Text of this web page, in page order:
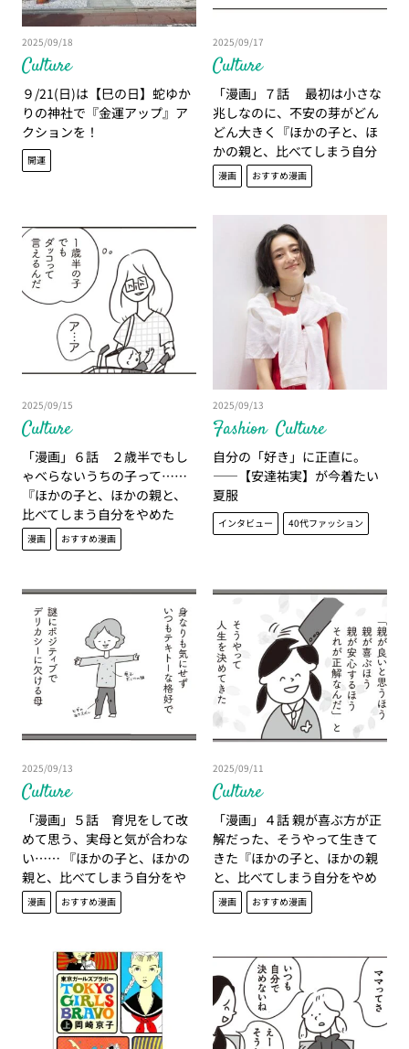
Culture
2025/09/18
９/21(日)は【巳の日】蛇ゆか
りの神社で『金運アップ』ア
クションを！
開運
Culture
2025/09/17
「漫画」７話 最初は小さな
兆しなのに、不安の芽がどん
どん大きく『ほかの子と、ほ
かの親と、比べてしまう自分
をやめたい』
漫画 おすすめ漫画
Culture
2025/09/15
「漫画」６話 ２歳半でもし
ゃべらないうちの子って……
『ほかの子と、ほかの親と、
比べてしまう自分をやめた
い』
漫画 おすすめ漫画
Fashion Culture
2025/09/13
自分の「好き」に正直に。
――【安達祐実】が今着たい
夏服
インタビュー 40代ファッション
Culture
2025/09/13
「漫画」５話 育児をして改
めて思う、実母と気が合わな
い…… 『ほかの子と、ほかの
親と、比べてしまう自分をや
めたい』
漫画 おすすめ漫画
Culture
2025/09/11
「漫画」４話 親が喜ぶ方が正
解だった、そうやって生きて
きた『ほかの子と、ほかの親
と、比べてしまう自分をやめ
たい』
漫画 おすすめ漫画